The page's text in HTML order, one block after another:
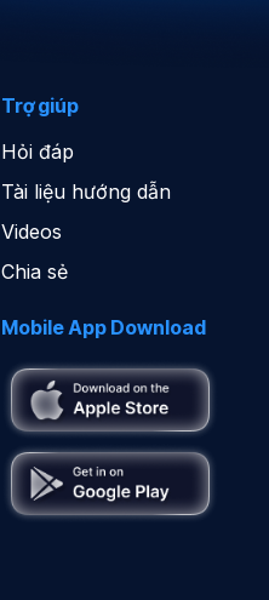
Trợ giúp
Hỏi đáp
Tài liệu hướng dẫn
Videos
Chia sẻ
Mobile App Download